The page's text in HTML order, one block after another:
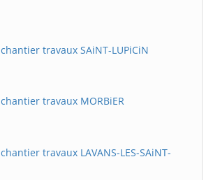
travaux SAiNT-LUPiCiN
travaux MORBiER
travaux LAVANS-LES-SAiNT-